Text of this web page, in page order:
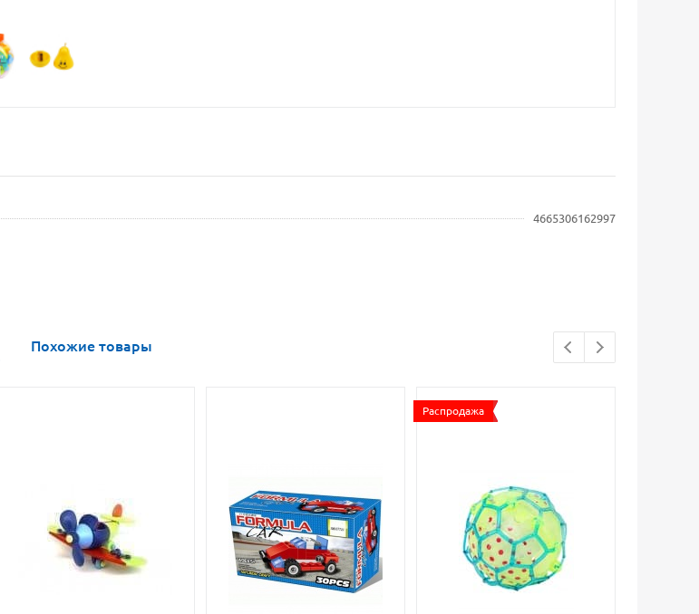
4665306162997
Похожие товары
Распродажа